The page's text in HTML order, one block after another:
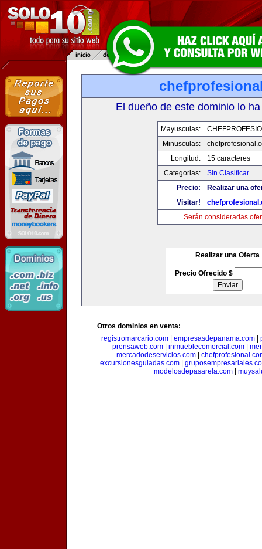
El dueño de este dominio lo
Mayusculas:
Minusculas:
Longitud:
15 caracteres
Categorias:
Sin Clasificar
Precio:
Realizar una
Visitar!
Serán consideradas
Realizar una Oferta
Precio Ofrecido $
Otros dominios en venta:
registromarcario.com| empresasdepanama.com|
prensaweb.com| inmueblecomercial.com|
mercadodeservicios.com
excursionesguiadas.com|
modelosdepasarela.com|